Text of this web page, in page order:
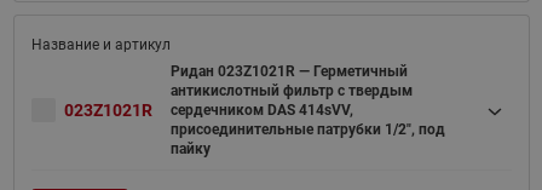
023Z1021R
Ридан 023Z1021R — Герметичный
антикислотный фильтр с твердым
сердечником DAS 414sVV,
присоединительные патрубки 1/2", под
пайку